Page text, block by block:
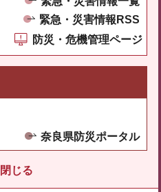
緊急・災害情報RSS
防災・危機管理ページ
奈良県防災ポータル
閉じる